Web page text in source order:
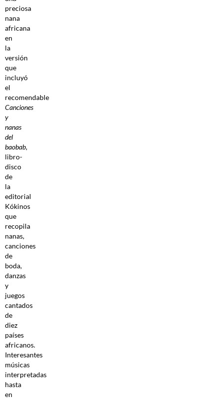
preciosa
nana
africana
en
la
versión
que
incluyó
el
recomendable
Canciones
y
nanas
del
baobab,
libro-
disco
de
la
editorial
Kókinos
que
recopila
nanas,
canciones
de
boda,
danzas
y
juegos
cantados
de
diez
países
africanos.
Interesantes
músicas
interpretadas
hasta
en